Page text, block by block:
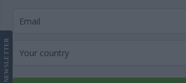
NEWS
LETTER